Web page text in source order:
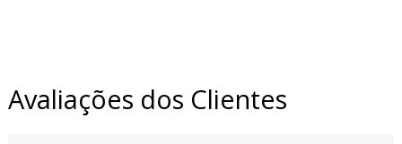
Avaliações dos Clientes